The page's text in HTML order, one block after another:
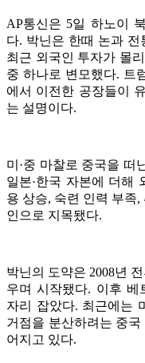
AP통신은 5일 하노이
다. 박닌은 한때 논과
최근 외국인 투자가 몰
중 하나로 변모했다. 트
에서 이전한 공장들이
는 설명이다.
미·중 마찰로 중국을 떠
일본·한국 자본에 더해
용 상승, 숙련 인력 부족
인으로 지목됐다.
박닌의 도약은 2008년
우며 시작됐다. 이후 베
자리 잡았다. 최근에는
거점을 분산하려는 중국
어지고 있다.